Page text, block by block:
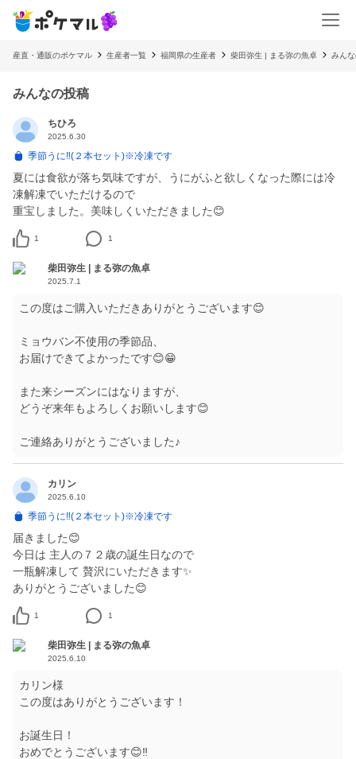
産直・通販のポケマル 生産者一覧 福岡県の生産者 柴田弥生 | まる弥の魚卓 みん
みんなの投稿
ちひろ
2025.6.30
季節うに‼︎(２本セット)※冷凍です
夏には食欲が落ち気味ですが、うにがふと欲しくなった際には冷
凍解凍でいただけるので
重宝しました。美味しくいただきました😊
1 1
柴田弥生 | まる弥の魚卓
2025.7.1
この度はご購入いただきありがとうございます😊
ミョウバン不使用の季節品、
お届けできてよかったです😊😁
また来シーズンにはなりますが、
どうぞ来年もよろしくお願いします😊
ご連絡ありがとうございました♪
カリン
2025.6.10
季節うに‼︎(２本セット)※冷凍です
届きました😊
今日は 主人の７２歳の誕生日なので
一瓶解凍して 贅沢にいただきます✨
ありがとうございました😊
1 1
柴田弥生 | まる弥の魚卓
2025.6.10
カリン様
この度はありがとうございます！
お誕生日！
おめでとうございます😊‼︎